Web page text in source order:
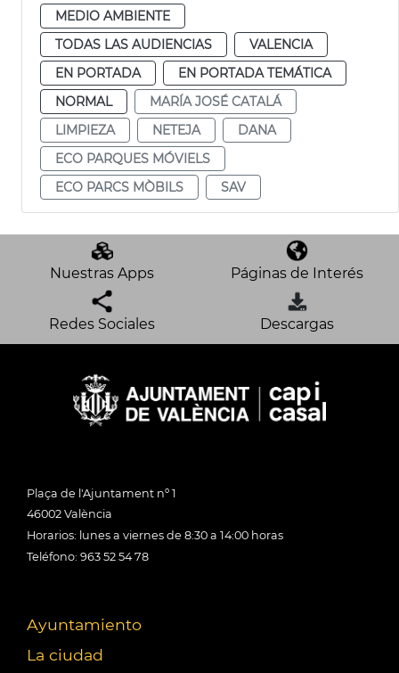
MEDIO AMBIENTE
TODAS LAS AUDIENCIAS
VALENCIA
EN PORTADA
EN PORTADA TEMÁTICA
NORMAL
MARÍA JOSÉ CATALÁ
LIMPIEZA
NETEJA
DANA
ECO PARQUES MÓVIELS
ECO PARCS MÒBILS
SAV
Nuestras Apps Páginas de Interés
Redes Sociales Descargas
Plaça de l'Ajuntament nº 1
46002 València
Horarios: lunes a viernes de 8:30 a 14:00 horas
Teléfono: 963 52 54 78
Ayuntamiento
La ciudad